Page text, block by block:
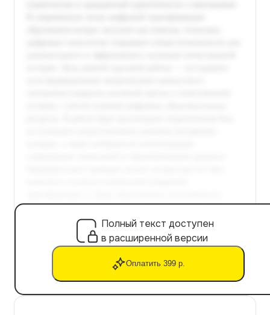
Полный текст доступен
в расширенной версии
Оплатить 399 р.